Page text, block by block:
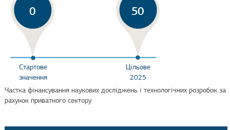
0 50
Стартове
значення
Цільове
2025
Частка фінансування наукових досліджень і технологічних розробок за
рахунок приватного сектору